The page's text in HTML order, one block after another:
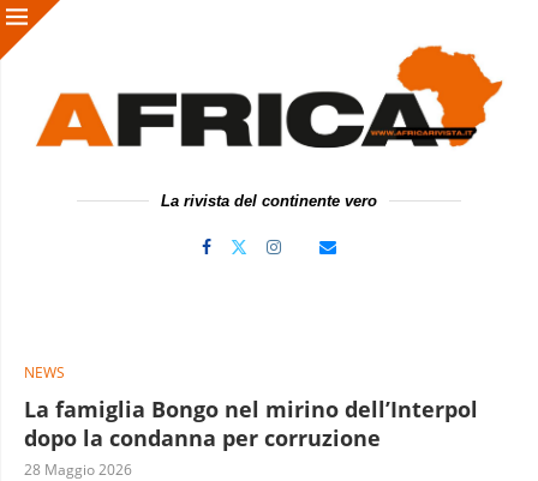
La rivista del continente vero
NEWS
La famiglia Bongo nel mirino dell’Interpol
dopo la condanna per corruzione
28 Maggio 2026